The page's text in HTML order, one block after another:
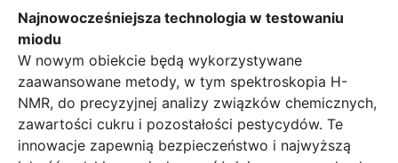
Najnowocześniejsza technologia w testowaniu
miodu
W nowym obiekcie będą wykorzystywane
zaawansowane metody, w tym spektroskopia H-
NMR, do precyzyjnej analizy związków chemicznych,
zawartości cukru i pozostałości pestycydów. Te
innowacje zapewnią bezpieczeństwo i najwyższą